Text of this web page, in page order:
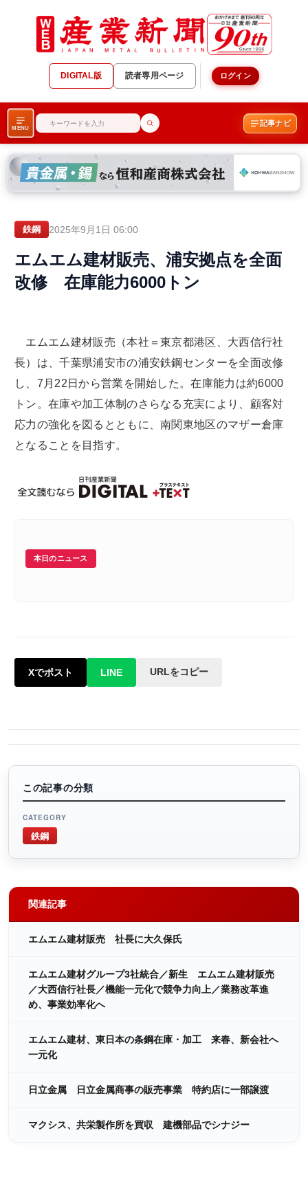
DIGITAL版 読者専用ページ ログイン
MENU
記事ナビ
鉄鋼 2025年9月1日 06:00
エムエム建材販売、浦安拠点を全面
改修 在庫能力6000トン
エムエム建材販売（本社＝東京都港区、大西信行社
長）は、千葉県浦安市の浦安鉄鋼センターを全面改修
し、7月22日から営業を開始した。在庫能力は約6000
トン。在庫や加工体制のさらなる充実により、顧客対
応力の強化を図るとともに、南関東地区のマザー倉庫
となることを目指す。
本日のニュース
Xでポスト LINE URLをコピー
この記事の分類
CATEGORY
鉄鋼
関連記事
エムエム建材販売 社長に大久保氏
エムエム建材グループ3社統合／新生 エムエム建材販売
／大西信行社長／機能一元化で競争力向上／業務改革進
め、事業効率化へ
エムエム建材、東日本の条鋼在庫・加工 来春、新会社へ
一元化
日立金属 日立金属商事の販売事業 特約店に一部譲渡
マクシス、共栄製作所を買収 建機部品でシナジー